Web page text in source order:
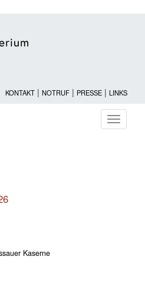
KONTAKT | NOTRUF | PRESSE | LINKS
ein-/
Kaserne